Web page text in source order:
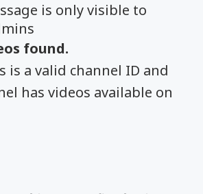
is only visible to
found.
is a valid channel ID and
has videos available on